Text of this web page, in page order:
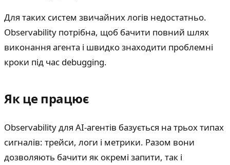
Для таких систем звичайних логів недостатньо.
Observability потрібна, щоб бачити повний шлях
виконання агента і швидко знаходити проблемні
кроки під час debugging.
Як це працює
Observability для AI-агентів базується на трьох типах
сигналів: трейси, логи і метрики. Разом вони
дозволяють бачити як окремі запити, так і